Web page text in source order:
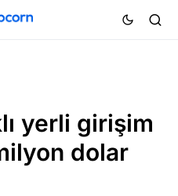
yerli girişim
dolar